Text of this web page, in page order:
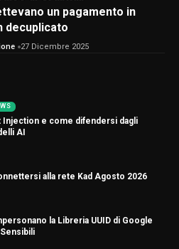
un pagamento in
decuplicato
27 Dicembre 2025
Injection e come difendersi dagli
AI
alla rete Kad Agosto 2026
la Libreria UUID di Google